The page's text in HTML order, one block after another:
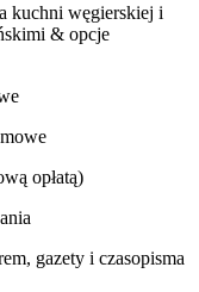
kuchni węgierskiej i
& opcje
opłatą)
gazety i czasopisma